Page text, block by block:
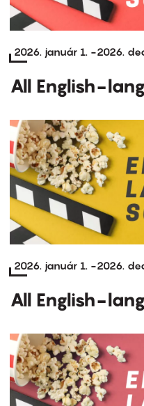
2026. január 1. -2026.
All English-
2026. január 1. -2026.
All English-